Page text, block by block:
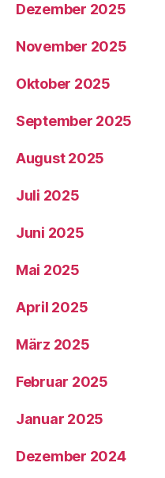
Dezember 2025
November 2025
Oktober 2025
September 2025
August 2025
Juli 2025
Juni 2025
Mai 2025
April 2025
März 2025
Februar 2025
Januar 2025
Dezember 2024